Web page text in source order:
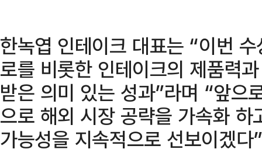
한녹엽 인테이크 대표는 “이번
로를 비롯한 인테이크의 제품력
받은 의미 있는 성과”라며 “앞으
으로 해외 시장 공략을 가속화
가능성을 지속적으로 선보이겠